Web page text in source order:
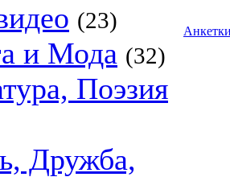
(23)
и Мода (32)
Поэзия
Дружба,